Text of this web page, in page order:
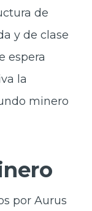
de
y de clase
espera
la
minero
por Aurus